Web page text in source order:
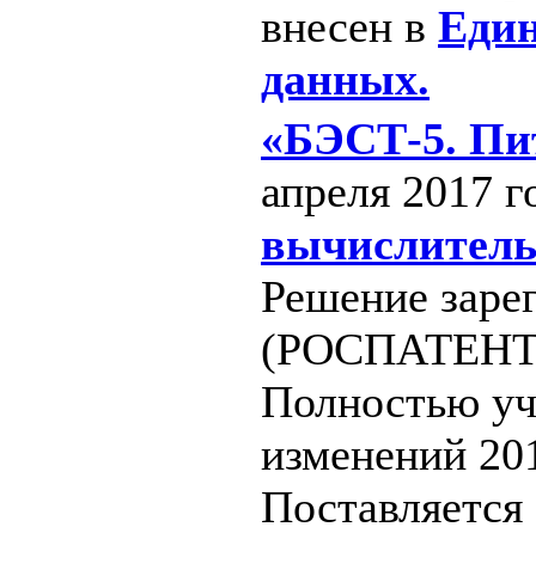
внесен в
данных.
«БЭСТ-5.
апреля 2017
Решение
(РОСПАТЕНТ)
Полностью
изменений